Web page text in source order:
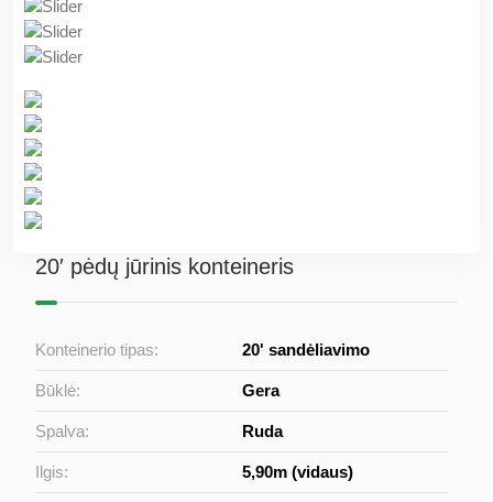
20′ pėdų jūrinis konteineris
Konteinerio tipas: 20' sandėliavimo
Būklė: Gera
Spalva: Ruda
Ilgis: 5,90m (vidaus)